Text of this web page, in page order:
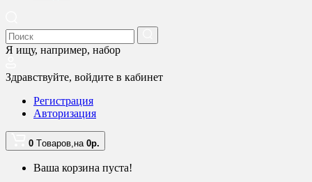
Я ищу, например, набор
Здравствуйте, войдите в кабинет
Регистрация
Авторизация
0 Tоваров,на 0р.
Ваша корзина пуста!